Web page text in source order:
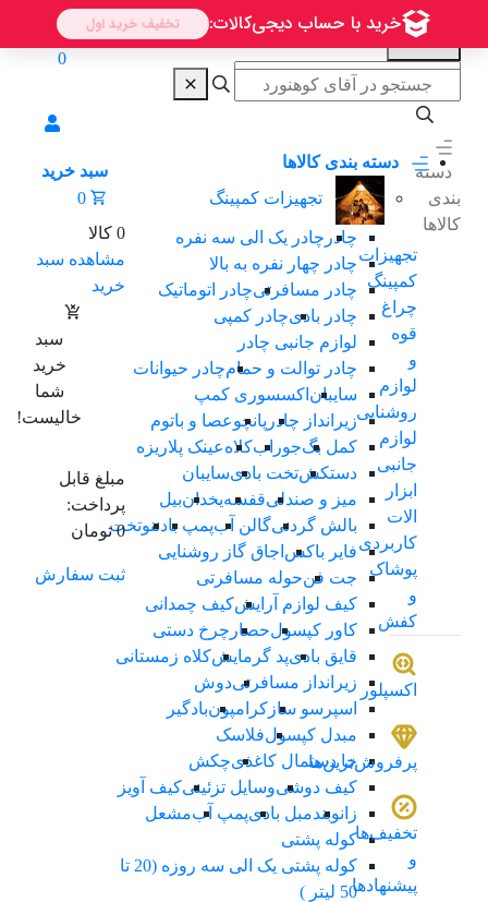
دسته
بندی
کالاها
تجهیزات
کمپینگ
چراغ
قوه
و
لوازم
روشنایی
لوازم
جانبی
ابزار
الات
کاربردی
پوشاک
و
کفش
اکسپلور
پرفروش‌ترین‌ها
تخفیف‌ها
و
پیشنهادها
0
دسته بندی کالاها
تجهیزات کمپینگ
چادر چادر یک الی سه نفرە
چادر چهار نفره به بالا
چادر مسافرتیچادر اتوماتیک
چادر بادیچادر کمپی
لوازم جانبی چادر
چادر توالت و حمامچادر حیوانات
سایبان اکسسوری کمپ
زیرانداز چادر پانچوعصا و باتوم
کمل بگجورابکلاهعینک پلاریزه
دستکشتخت بادیسایبان
میز و صندلیقفسهیخدانبیل
بالش گردنیگالن آبپمپ بادننوتخت
فایر باکس اجاق گاز روشنایی
جت فنحوله مسافرتی
کیف لوازم آرایشکیف چمدانی
کاور کپسولحصار چرخ دستی
قایق بادیپد گرمایشکلاه زمستانی
زیرانداز مسافرتیدوش
اسپرسو ساز کرامپونبادگیر
مبدل کپسولفلاسک
جا دستمال کاغذیچکش
کیف دوشیوسایل تزئینیکیف آویز
زانوبندمبل بادیپمپ آبمشعل
کوله پشتی
کوله پشتی یک الی سه روزه (20 تا
50 لیتر )
سبد خرید
0
0 کالا
مشاهده سبد
خرید
سبد
خرید
شما
خالیست!
مبلغ قابل
پرداخت:
0 تومان
ثبت سفارش